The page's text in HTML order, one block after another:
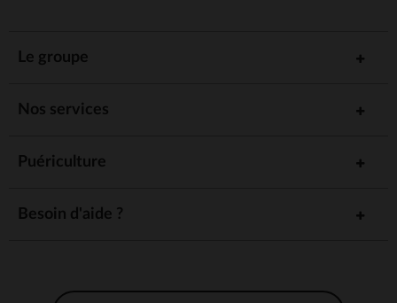
Le groupe
Nos services
Puériculture
Besoin d'aide ?